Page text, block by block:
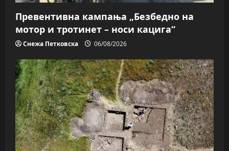
Превентивна кампања „Безбедно на
мотор и тротинет – носи кацига“
Снежа Петковска 06/08/2026